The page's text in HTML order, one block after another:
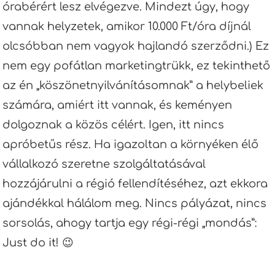
órabérért lesz elvégezve. Mindezt úgy, hogy
vannak helyzetek, amikor 10.000 Ft/óra díjnál
olcsóbban nem vagyok hajlandó szerződni.) Ez
nem egy pofátlan marketingtrükk, ez tekinthető
az én „köszönetnyilvánításomnak” a helybeliek
számára, amiért itt vannak, és keményen
dolgoznak a közös célért. Igen, itt nincs
apróbetűs rész. Ha igazoltan a környéken élő
vállalkozó szeretne szolgáltatásával
hozzájárulni a régió fellendítéséhez, azt ekkora
ajándékkal hálálom meg. Nincs pályázat, nincs
sorsolás, ahogy tartja egy régi-régi „mondás”:
Just do it! 😉